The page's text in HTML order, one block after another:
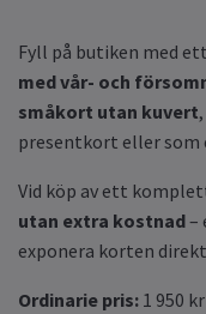
Fyll på butiken med
med vår- och
småkort utan kuvert
presentkort eller
Vid köp av ett
utan extra kostnad–
exponera korten
Ordinarie pris: 1 950 kr